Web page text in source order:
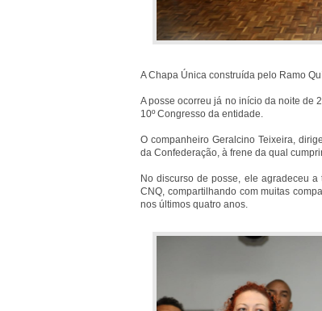
A Chapa Única construída pelo Ramo
A posse ocorreu já no início da noite de
10º Congresso da entidade.
O companheiro Geralcino Teixeira,
da Confederação, à frene da qual
No discurso de posse, ele agradeceu
CNQ, compartilhando com muitas
nos últimos quatro anos.